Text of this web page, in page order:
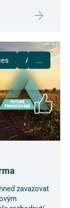
AGRI CS
...
zavazovat